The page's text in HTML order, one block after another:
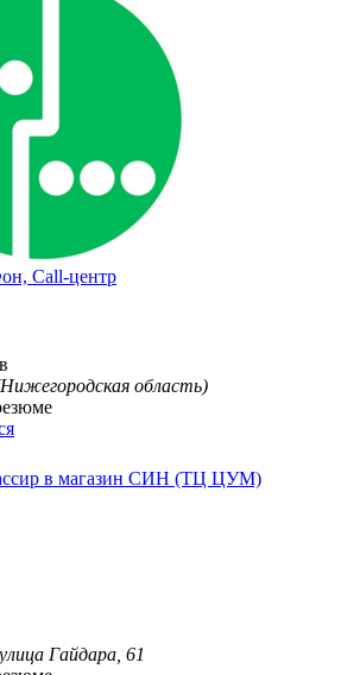
Call-центр
область)
в магазин СИН (ТЦ ЦУМ)
Гайдара, 61